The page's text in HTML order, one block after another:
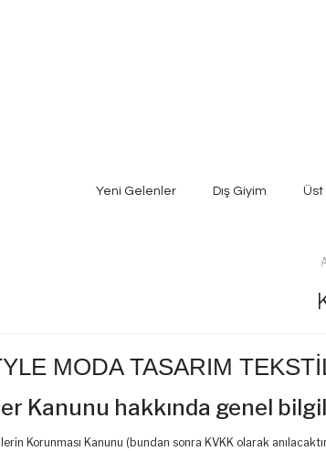
Yeni Gelenler Dış Giyim Üst
MODA TASARIM
Kanunu hakkında genel
Korunması Kanunu (bundan sonra KVKK olarak